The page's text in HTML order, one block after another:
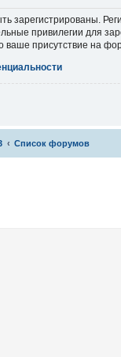
привилегии для
присутствие на
Список форумов